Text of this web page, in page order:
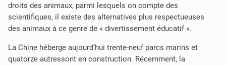
droits des animaux, parmi lesquels on compte des
scientifiques, il existe des alternatives plus respectueuses
des animaux à ce genre de « divertissement éducatif ».
La Chine héberge aujourd’hui trente-neuf parcs marins et
quatorze autressont en construction. Récemment, la